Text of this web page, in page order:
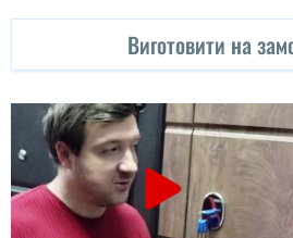
Виготовити на